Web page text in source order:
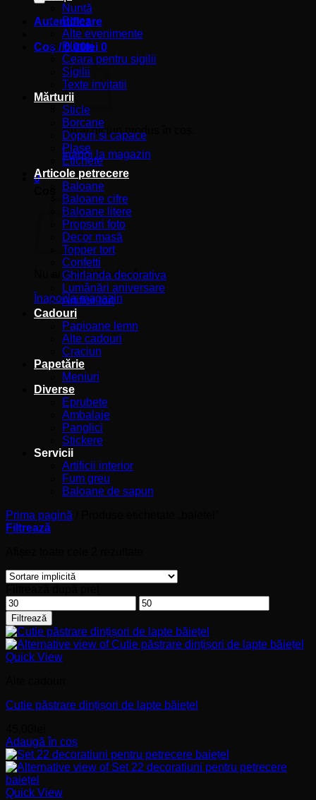
Autentificare
Coș /0,00lei 0
Nu ai niciun produs în coș.
Înapoi la magazin
0
Nu ai niciun produs în coș.
Înapoi la magazin
Nuntă
Botez
Alte evenimente
Plicuri
Ceara pentru sigilii
Sigilii
Texte invitatii
Mărturii
Sticle
Borcane
Dopuri si capace
Plase
Etichete
Articole petrecere
Baloane
Baloane cifre
Baloane litere
Propsuri foto
Decor masă
Topper tort
Confetti
Ghirlanda decorativa
Lumânări aniversare
Artificii tort
Cadouri
Papioane lemn
Alte cadouri
Craciun
Papetărie
Meniuri
Diverse
Eprubete
Ambalaje
Panglici
Stickere
Servicii
Artificii interior
Fum greu
Baloane de sapun
Prima pagină
Filtrează
Preț
minim
Preț
maxim
Filtrează
Quick View
Cutie păstrare dințișori de lapte băiețel
Adaugă în coș
Quick View